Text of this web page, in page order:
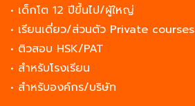
• เด็กโต 12 ปีขึ้นไป/ผู้ใหญ่
• เรียนเดี่ยว/ส่วนตัว Private courses
• ติวสอบ HSK/PAT
• สำหรับโรงเรียน
• สำหรับองค์กร/บริษัท